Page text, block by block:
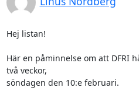
Hej listan!
Här en påminnelse om att DFRI
två veckor,
söndagen den 10:e februari.